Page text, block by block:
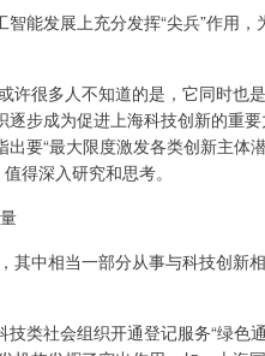
发展上充分发挥“尖兵”作用，
很多人不知道的是，它同时也
步成为促进上海科技创新的重
要“最大限度激发各类创新主体
得深入研究和思考。
中相当一部分从事与科技创新
社会组织开通登记服务“绿色